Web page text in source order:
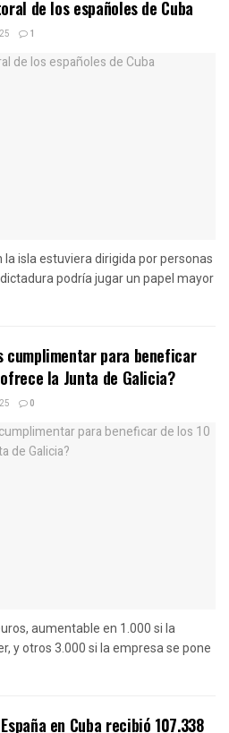
de los españoles de Cuba
1
isla estuviera dirigida por personas
podría jugar un papel mayor
cumplimentar para beneficar
la Junta de Galicia?
0
aumentable en 1.000 si la
y otros 3.000 si la empresa se pone
en Cuba recibió 107.338